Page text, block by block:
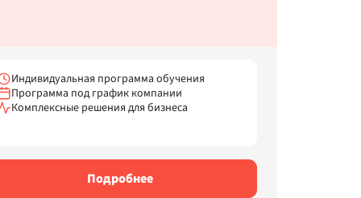
Индивидуальная программа обучения
Программа под график компании
Комплексные решения для бизнеса
Подробнее